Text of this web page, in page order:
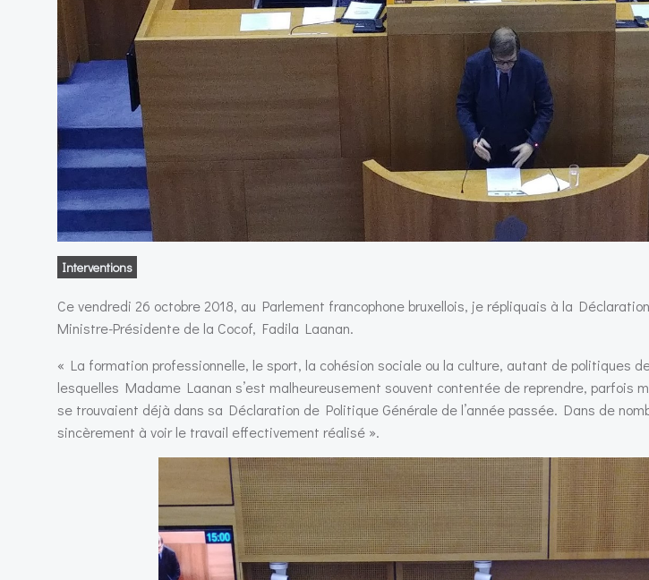
Interventions
Ce vendredi 26 octobre 2018, au Parlement francophone bruxellois, je répliquais à la
Ministre-Présidente de la Cocof, Fadila Laanan.
« La formation professionnelle, le sport, la cohésion sociale ou la culture, autant de politiques
lesquelles Madame Laanan s’est malheureusement souvent contentée de reprendre, parfois
se trouvaient déjà dans sa Déclaration de Politique Générale de l’année passée. Dans de
sincèrement à voir le travail effectivement réalisé ».